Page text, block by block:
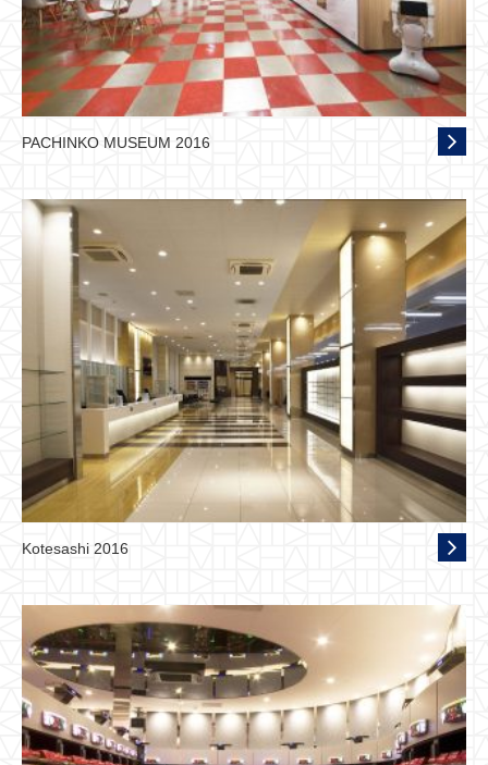
PACHINKO MUSEUM 2016
Kotesashi 2016